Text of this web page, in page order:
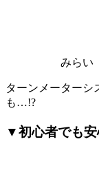
みらい
ターンメーターシ
も…!?
▼初心者でも